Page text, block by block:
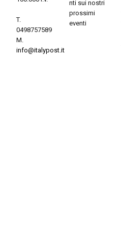
T.
0498757589
M.
info@italypost.it
nti sui nostri
prossimi
eventi